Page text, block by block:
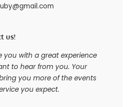
us!
you with a great experience
to hear from you. Your
you more of the events
you expect.